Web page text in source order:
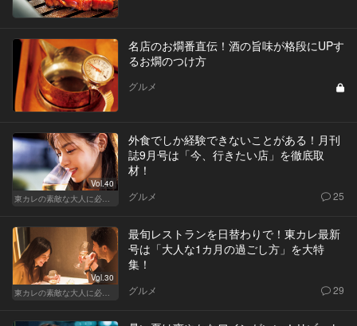
名店のお燗番直伝！酒の旨味が格段にUPす
るお燗のつけ方
グルメ
Vol.40
外食でしか経験できないことがある！月刊
誌9月号は「今、行きたい店」を徹底取
材！
グルメ 25
Vol.30
最旬レストランを日替わりで！東カレ最新
号は「大人な1カ月の過ごし方」を大特
集！
グルメ 29